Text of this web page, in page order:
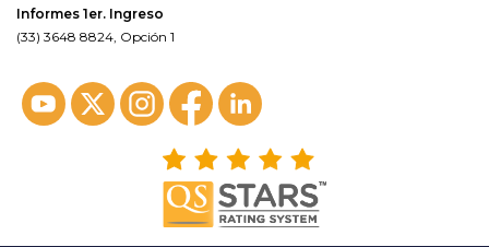
Informes 1er. Ingreso
(33) 3648 8824, Opción 1